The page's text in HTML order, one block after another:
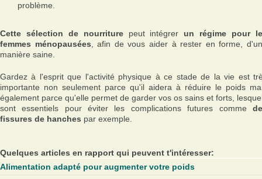
problème.
Cette sélection de nourriturepeut intégrer un régime pour
femmes ménopausées , afin de vous aider à rester en forme,
manière saine.
Gardez à l'esprit que l'activité physique à ce stade de la vie est
importante non seulement parce qu'il aidera à réduire le poids
également parce qu'elle permet de garder vos os sains et forts,
sont essentiels pour éviter les complications futures comme
fissures de hanches par exemple.
Quelques articles en rapport qui peuvent t'intéresser:
Alimentation adapté pour augmenter votre poids